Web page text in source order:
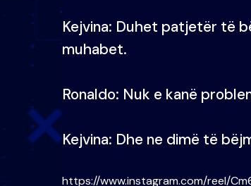
Kejvina: Duhet patjetër të
muhabet.
Ronaldo: Nuk e kanë
Kejvina: Dhe ne dimë të
https://www.instagram.com/reel/